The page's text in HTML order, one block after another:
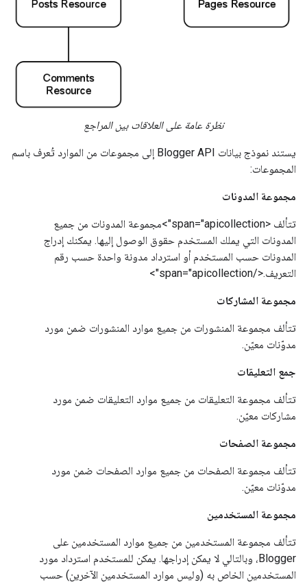
نظرة عامة على العلاقات بين المراجع
يستند نموذج بيانات Blogger API إلى مجموعات من الموارد تُعرف باسم
المجموعات:
مجموعة المدونات
تتألف <span="apicollection">مجموعة المدونات من جميع
المدونات التي يملك المستخدم حقوق الوصول إليها. يمكنك إدراج
المدونات حسب المستخدم أو استرداد مدونة واحدة حسب رقم
التعريف.</span="apicollection">
مجموعة المشاركات
تتألف مجموعة المنشورات من جميع موارد المنشورات ضمن مورد
مدوّنات معيّن.
جمع التعليقات
تتألف مجموعة التعليقات من جميع موارد التعليقات ضمن مورد
مشاركات معيّن.
مجموعة الصفحات
تتألف مجموعة الصفحات من جميع موارد الصفحات ضمن مورد
مدوّنات معيّن.
مجموعة المستخدمين
تتألف مجموعة المستخدمين من جميع موارد المستخدمين على
Blogger، وبالتالي لا يمكن إدراجها. يمكن للمستخدم استرداد
مورد
المستخدمين الخاص به (وليس موارد المستخدمين الآخرين) حسب